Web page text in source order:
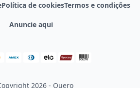
Política de cookiesTermos e condições
Anuncie aqui
2026 - Quero